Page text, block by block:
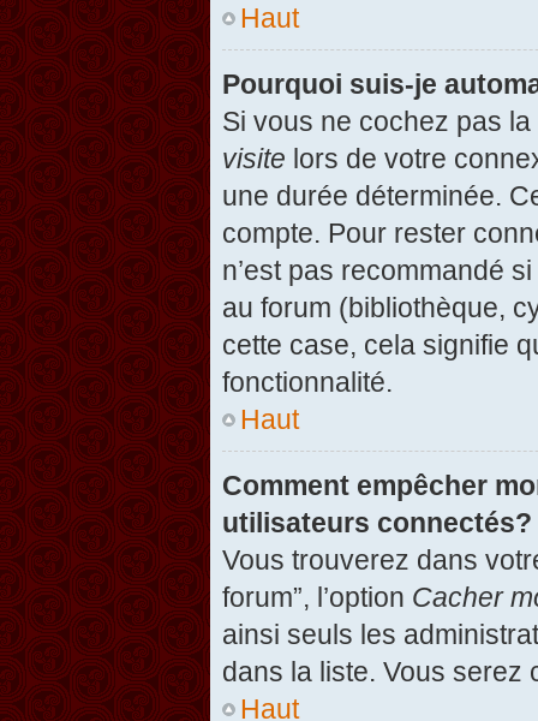
Haut
Pourquoi suis-je
Si vous ne cochez pas
visite lors de votre
une durée déterminée.
compte. Pour rester
n’est pas recommandé
au forum (bibliothèque,
cette case, cela signifie
fonctionnalité.
Haut
Comment empêcher
utilisateurs connectés?
Vous trouverez dans
forum”, l’option Cacher
ainsi seuls les
dans la liste. Vous serez
Haut